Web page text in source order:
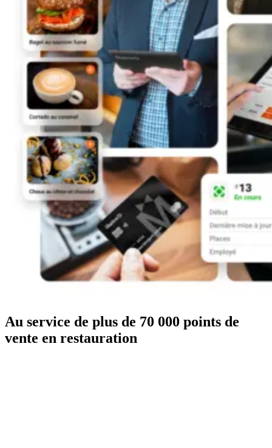
Au service de plus de 70 000 points de
vente en restauration